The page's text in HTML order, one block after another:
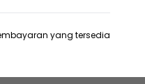
yang tersedia